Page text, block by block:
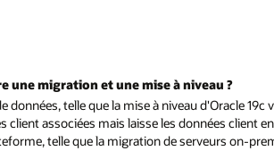
une migration et une mise à niveau ?
données, telle que la mise à niveau d'Oracle
client associées mais laisse les données client
telle que la migration de serveurs on-